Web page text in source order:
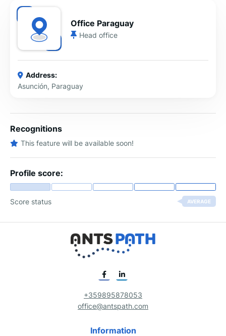
Office Paraguay
Head office
Address:
Asunción, Paraguay
Recognitions
This feature will be available soon!
Profile score:
Score status AVERAGE
+359895878053
office@antspath.com
Information